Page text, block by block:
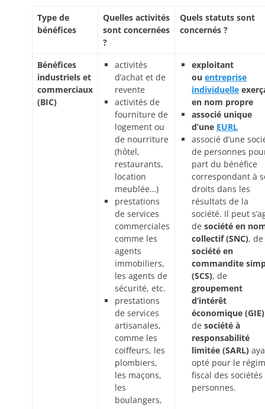
Type de
bénéfices
Quelles activités
sont concernées
?
Quels statuts sont
concernés ?
Bénéfices
industriels et
commerciaux
(BIC)
activités
d’achat et de
revente
activités de
fourniture de
logement ou
de nourriture
(hôtel,
restaurants,
location
meublée…)
prestations
de services
commerciales
comme les
agents
immobiliers,
les agents de
sécurité, etc.
prestations
de services
artisanales,
comme les
coiffeurs, les
plombiers,
les maçons,
les
boulangers,
exploitant
ou entreprise
individuelle
en nom propre
associé unique
d’une EURL
associé d’une
de personnes
part du bénéfice
correspondant à
droits dans les
résultats de la
société. Il peut
de société en
collectif (SNC), de
société en
commandite
(SCS), de
groupement
d’intérêt
économique (GIE)
de société à
responsabilité
limitée (SARL)
opté pour le
fiscal des sociétés
personnes.